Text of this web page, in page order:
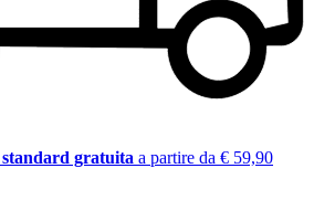
gratuita a partire da € 59,90